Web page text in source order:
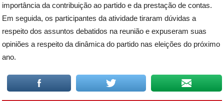
importância da contribuição ao partido e da prestação de contas.
Em seguida, os participantes da atividade tiraram dúvidas a
respeito dos assuntos debatidos na reunião e expuseram suas
opiniões a respeito da dinâmica do partido nas eleições do próximo
ano.